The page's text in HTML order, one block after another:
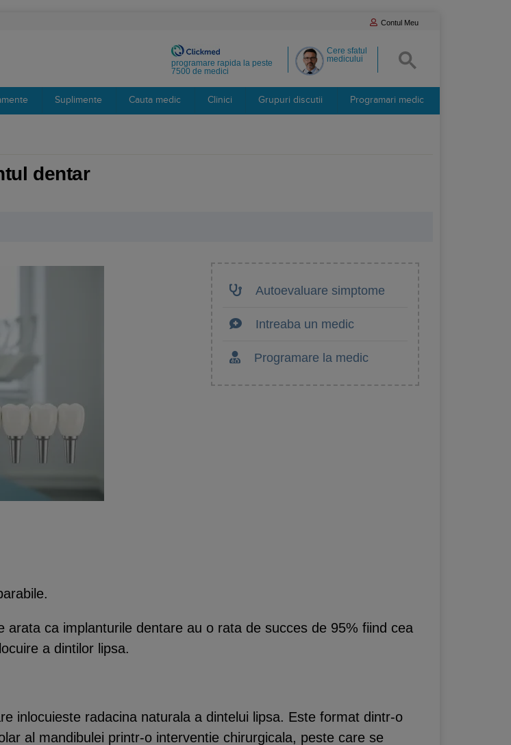
Contul Meu
Cere sfatul
medicului
programare rapida la peste
7500 de medici
Suplimente Cauta medic Clinici Grupuri discutii Programari medic
dentar
Autoevaluare simptome
Intreaba un medic
Programare la medic
arata ca implanturile dentare au o rata de succes de 95% fiind cea
a dintilor lipsa.
inlocuieste radacina naturala a dintelui lipsa. Este format dintr-o
al mandibulei printr-o interventie chirurgicala, peste care se